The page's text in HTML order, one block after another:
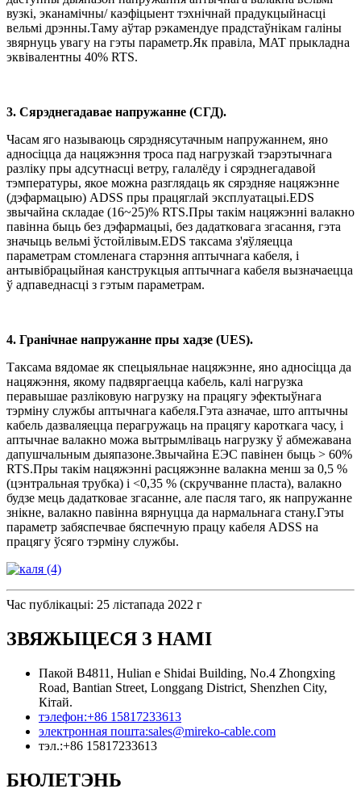
вузкі, эканамічны/ каэфіцыент тэхнічнай прадукцыйнасці
вельмі дрэнны.Таму аўтар рэкамендуе прадстаўнікам галіны
звярнуць увагу на гэты параметр.Як правіла, MAT прыкладна
эквівалентны 40% RTS.
3. Сярэднегадавае напружанне (СГД).
Часам яго называюць сярэднясутачным напружаннем, яно
адносіцца да нацяжэння троса пад нагрузкай тэарэтычнага
разліку пры адсутнасці ветру, галалёду і сярэднегадавой
тэмпературы, якое можна разглядаць як сярэдняе нацяжэнне
(дэфармацыю) ADSS пры працяглай эксплуатацыі.EDS
звычайна складае (16~25)% RTS.Пры такім нацяжэнні валакно
павінна быць без дэфармацыі, без дадатковага згасання, гэта
значыць вельмі ўстойлівым.EDS таксама з'яўляецца
параметрам стомленага старэння аптычнага кабеля, і
антывібрацыйная канструкцыя аптычнага кабеля вызначаецца
ў адпаведнасці з гэтым параметрам.
4. Гранічнае напружанне пры хадзе (UES).
Таксама вядомае як спецыяльнае нацяжэнне, яно адносіцца да
нацяжэння, якому падвяргаецца кабель, калі нагрузка
перавышае разліковую нагрузку на працягу эфектыўнага
тэрміну службы аптычнага кабеля.Гэта азначае, што аптычны
кабель дазваляецца перагружаць на працягу кароткага часу, і
аптычнае валакно можа вытрымліваць нагрузку ў абмежавана
дапушчальным дыяпазоне.Звычайна ЕЭС павінен быць > 60%
RTS.Пры такім нацяжэнні расцяжэнне валакна менш за 0,5 %
(цэнтральная трубка) і <0,35 % (скручванне пласта), валакно
будзе мець дадатковае згасанне, але пасля таго, як напружанне
знікне, валакно павінна вярнуцца да нармальнага стану.Гэты
параметр забяспечвае бяспечную працу кабеля ADSS на
працягу ўсяго тэрміну службы.
Час публікацыі: 25 лістапада 2022 г
ЗВЯЖЫЦЕСЯ З НАМІ
Пакой B4811, Hulian e Shidai Building, No.4 Zhongxing
Road, Bantian Street, Longgang District, Shenzhen City,
Кітай.
тэлефон:+86 15817233613
электронная пошта:sales@mireko-cable.com
тэл.:+86 15817233613
БЮЛЕТЭНЬ